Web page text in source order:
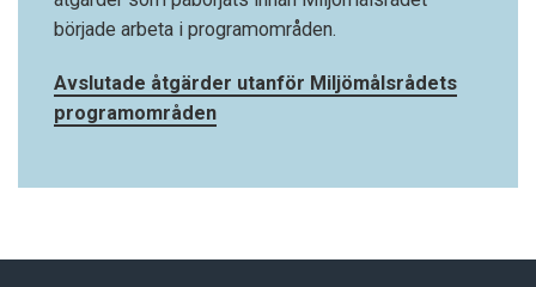
började arbeta i programområden.
Avslutade åtgärder utanför Miljömålsrådets
programområden